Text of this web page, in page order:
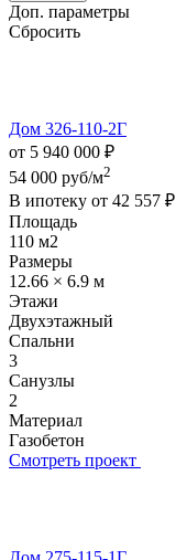
Доп. параметры
Сбросить
Дом 326-110-2Г
от 5 940 000 ₽
54 000 руб/м2
В ипотеку от 42 557 ₽
Площадь
110 м2
Размеры
12.66 × 6.9 м
Этажи
Двухэтажный
Спальни
3
Санузлы
2
Материал
Газобетон
Смотреть проект